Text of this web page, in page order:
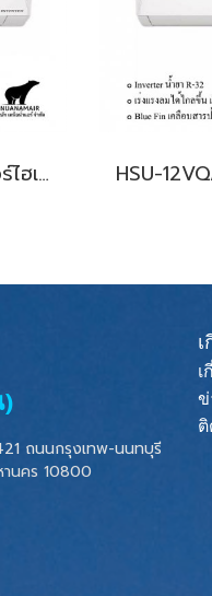
HSU-09VQAC03T แอร์ไฮเออร์ อินเวอร์เตอร์ น้ำยา R-32 9,200 BTU. (Haier Inverter New 2024) พร้อมบริการติดตั้ง
ถนนกรุงเทพ-นนทบุรี
นคร 10800
เ
ข่
ติ